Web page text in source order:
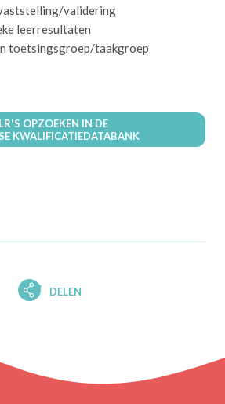
validering
leerresultaten
toetsingsgroep/taakgroep
OPZOEKEN IN DE
KWALIFICATIEDATABANK
DELEN